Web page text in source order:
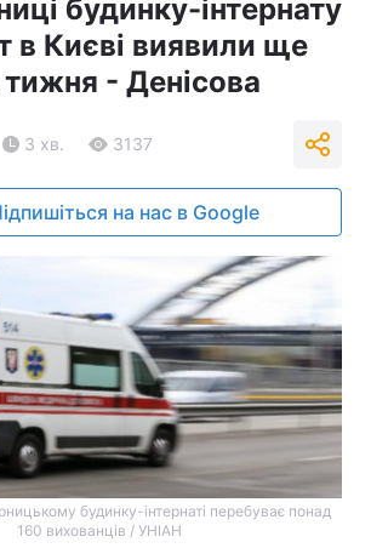
будинку-інтернату
в Києві виявили ще
- Денісова
3 хв. 3137
на нас в Google
будинку-інтернаті перебуває понад
160 вихованців / УНІАН